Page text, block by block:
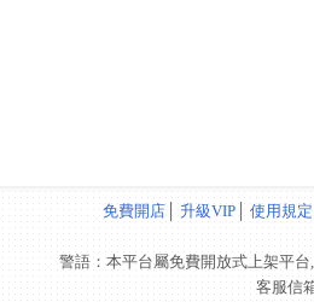
免費開店│升級VIP│ 使用規定
警語：本平台屬免費開放式上架平
客服信